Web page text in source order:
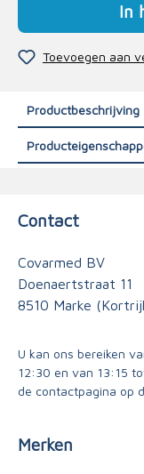
In
Toevoegen aan
Productbeschrijving
Contact
Covarmed BV
Doenaertstraat 11
8510 Marke
U kan ons bereiken
12:30 en van 13:15
de contactpagina op
Merken